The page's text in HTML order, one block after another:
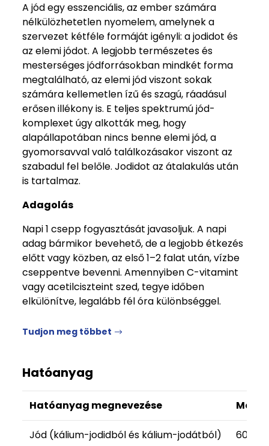
A jód egy esszenciális, az ember számára
nélkülözhetetlen nyomelem, amelynek a
szervezet kétféle formáját igényli: a jodidot és
az elemi jódot. A legjobb természetes és
mesterséges jódforrásokban mindkét forma
megtalálható, az elemi jód viszont sokak
számára kellemetlen ízű és szagú, ráadásul
erősen illékony is. E teljes spektrumú jód-
komplexet úgy alkották meg, hogy
alapállapotában nincs benne elemi jód, a
gyomorsavval való találkozásakor viszont az
szabadul fel belőle. Jodidot az átalakulás után
is tartalmaz.
Adagolás
Napi 1 csepp fogyasztását javasoljuk. A napi
adag bármikor bevehető, de a legjobb étkezés
előtt vagy közben, az első 1–2 falat után, vízbe
cseppentve bevenni. Amennyiben C-vitamint
vagy acetilciszteint szed, tegye időben
elkülönítve, legalább fél óra különbséggel.
Tudjon meg többet
Hatóanyag
Hatóanyag megnevezése
Jód (kálium-jodidból és kálium-jodátból) 600